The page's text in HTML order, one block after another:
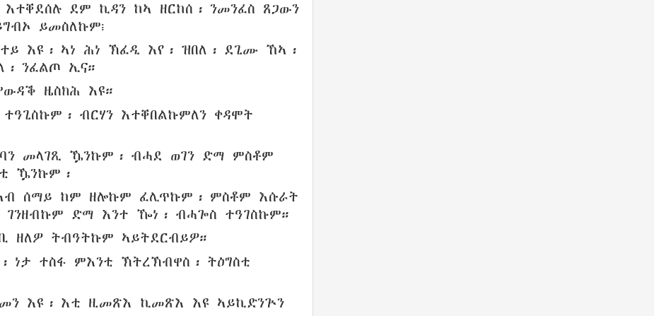
እተቐደሰሉ ደም ኪዳን ከኣ ዘርከሰ፡ ንመንፈስ ጸጋውን
ይመስለኩም፧
እዩ፡ ኣነ ሕነ ኽፈዲ እየ፡ ዝበለ ፡ ደጊሙ ኸኣ፡
፡ ንፈልጦ ኢና።
ዜስክሕ እዩ።
ተዓጊስኩም ፡ ብርሃን እተቐበልኩምለን ቀዳሞት
መላገጺ ዄንኩም፡ ብሓደ ወገን ድማ ምስቶም
ዄንኩም ፡
ሰማይ ከም ዘሎኩም ፈሊጥኩም ፡ ምስቶም እሱራት
ገንዘብኩም ድማ እንተ ዀነ፡ ብሓጐስ ተዓገስኩም።
ዘለዎ ትብዓትኩም ኣይትደርብይዎ።
፡ ነታ ተስፋ ምእንቲ ኽትረኽብዋስ ፡ ትዕግስቲ
እዩ፡ እቲ ዚመጽእ ኪመጽእ እዩ ኣይኪድንጕን